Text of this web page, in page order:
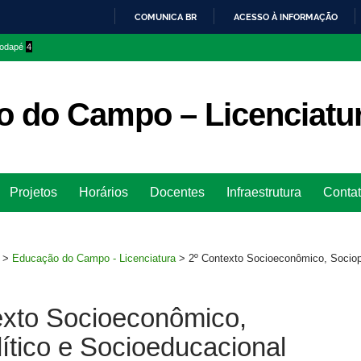
O
COMUNICA BR ACESSO À INFORMAÇÃO
4
do Campo –
para
Projetos Horários Docentes Infraestrutura
> Educação do Campo - Licenciatura > 2º Contexto Socioeconômico,
Socioeconômico,
e Socioeducacional